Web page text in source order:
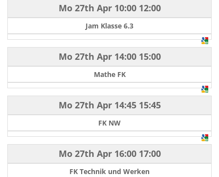
Mo 27th Apr10:00 12:00
Jam Klasse 6.3
Mo 27th Apr14:00 15:00
Mathe FK
Mo 27th Apr14:45 15:45
FK NW
Mo 27th Apr16:00 17:00
FK Technik und Werken